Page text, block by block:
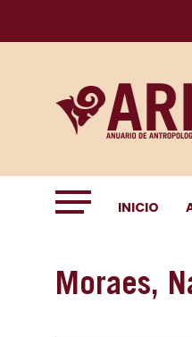
INICIO
Moraes,